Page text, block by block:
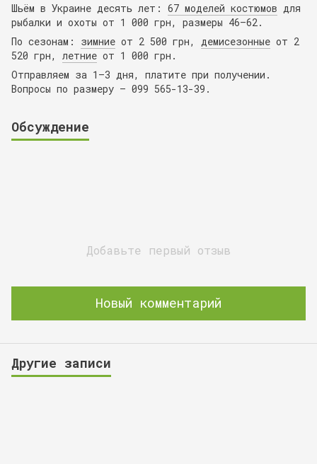
Шьём в Украине десять лет: 67 моделей костюмов для
рыбалки и охоты от 1 000 грн, размеры 46–62.
По сезонам: зимние от 2 500 грн, демисезонные от 2
520 грн, летние от 1 000 грн.
Отправляем за 1–3 дня, платите при получении.
Вопросы по размеру — 099 565-13-39.
Обсуждение
Добавьте первый отзыв
Новый комментарий
Другие записи